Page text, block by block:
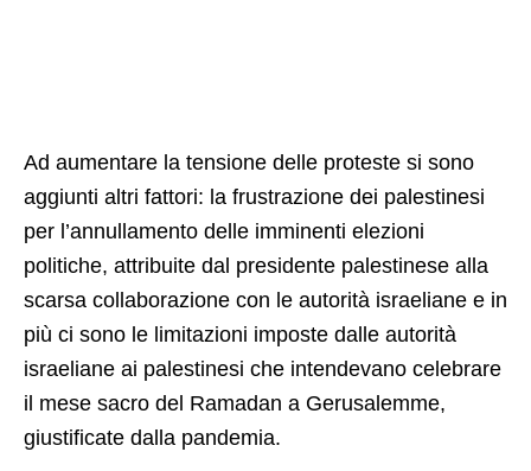
Ad aumentare la tensione delle proteste si sono
aggiunti altri fattori: la frustrazione dei palestinesi
per l’annullamento delle imminenti elezioni
politiche, attribuite dal presidente palestinese alla
scarsa collaborazione con le autorità israeliane e in
più ci sono le limitazioni imposte dalle autorità
israeliane ai palestinesi che intendevano celebrare
il mese sacro del Ramadan a Gerusalemme,
giustificate dalla pandemia.